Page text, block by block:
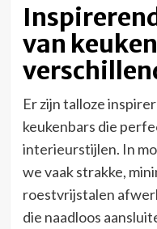
van
Er zijn talloze
keukenbars die
interieurstijlen. In
we vaak strakke,
roestvrijstalen
die naadloos